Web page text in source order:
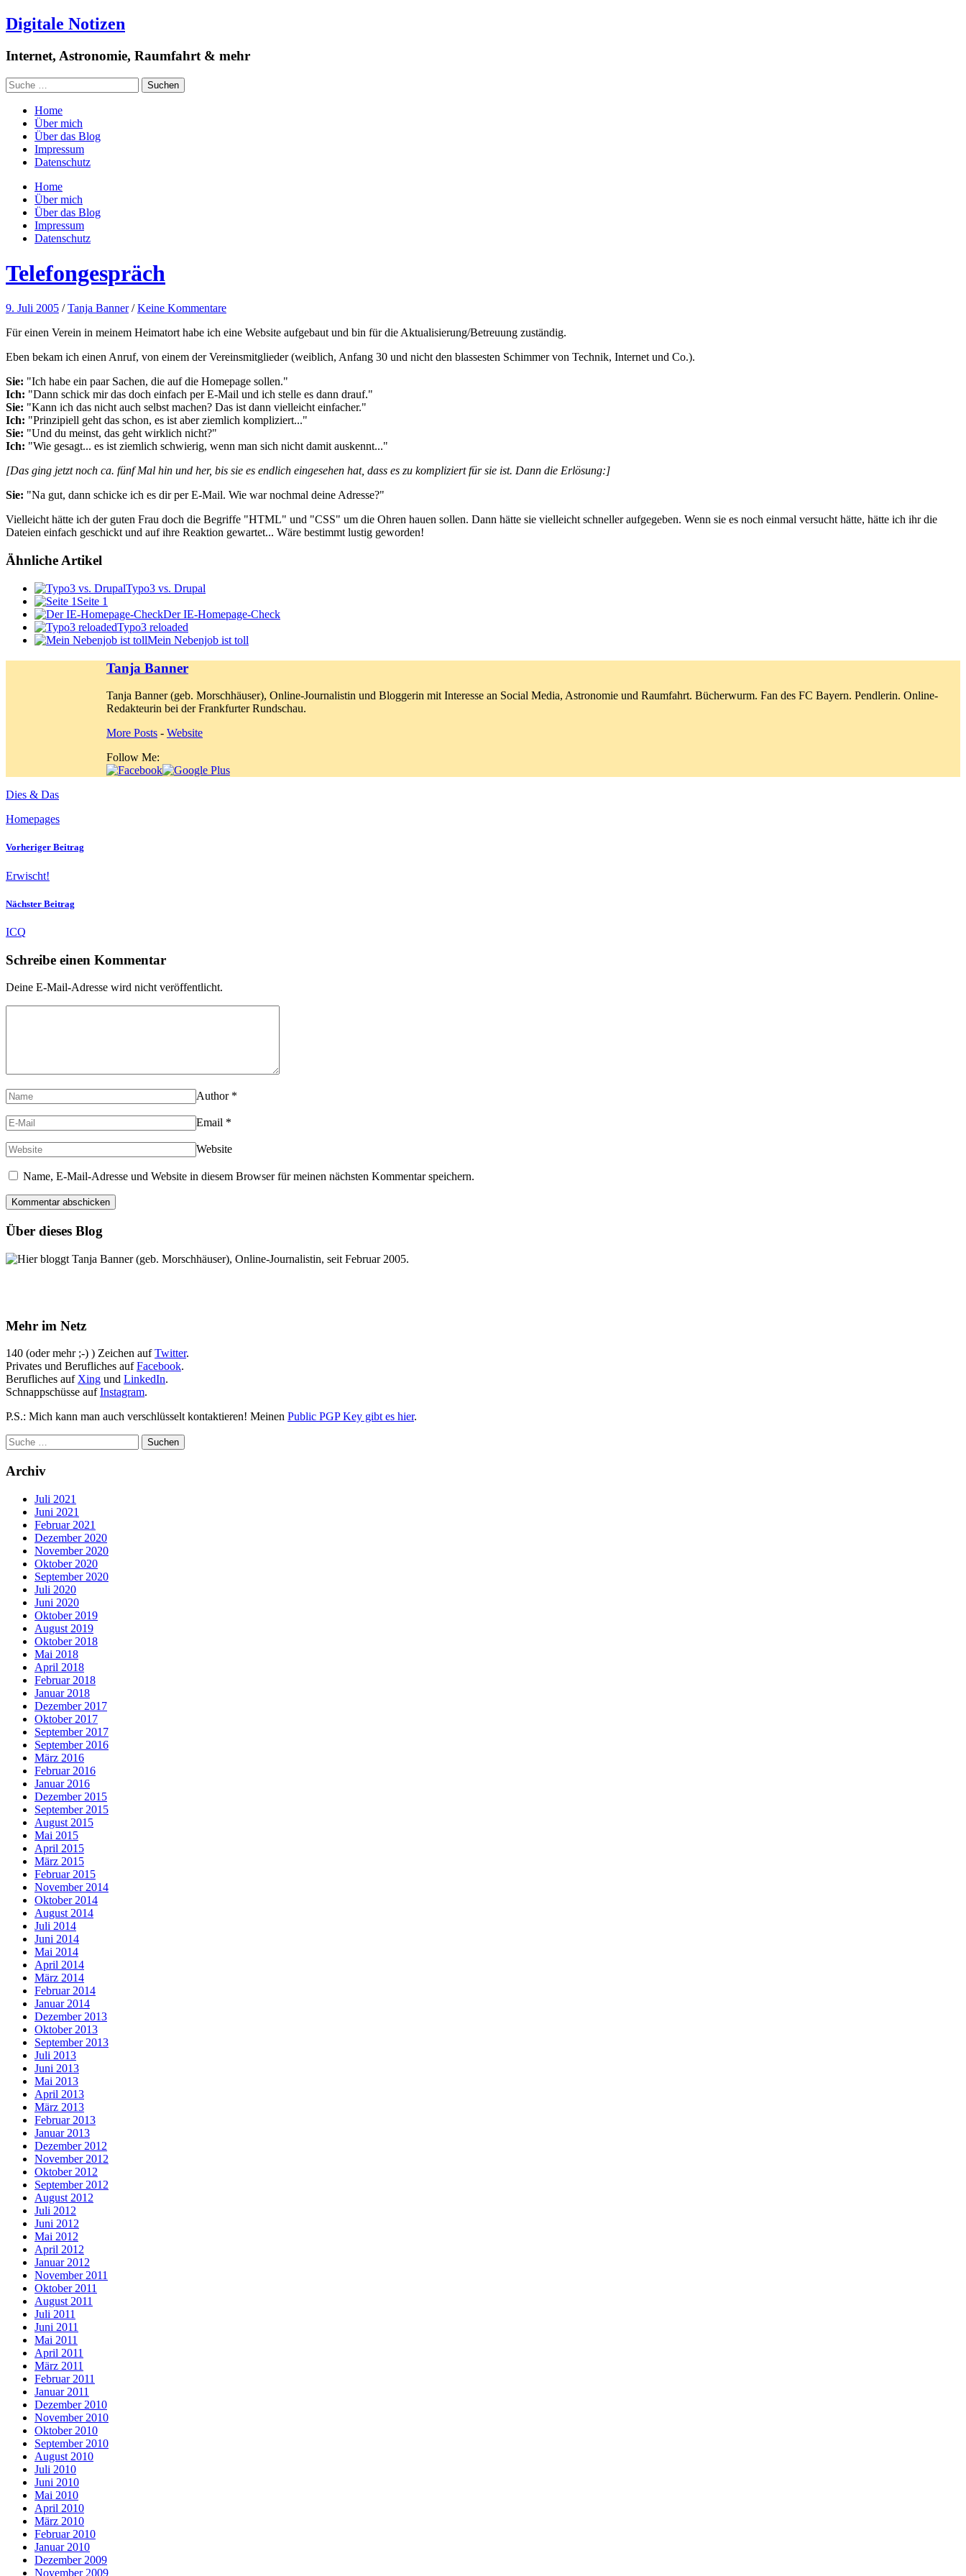
Digitale Notizen
Internet, Astronomie, Raumfahrt & mehr
Home
Über mich
Über das Blog
Impressum
Datenschutz
Home
Über mich
Über das Blog
Impressum
Datenschutz
Telefongespräch
9. Juli 2005 /Tanja Banner /Keine Kommentare
Für einen Verein in meinem Heimatort habe ich eine Website aufgebaut und bin für die Aktualisierung/Betreuung zuständig.
Eben bekam ich einen Anruf, von einem der Vereinsmitglieder (weiblich, Anfang 30 und nicht den blassesten Schimmer von Technik, Internet und Co.).
Sie: "Ich habe ein paar Sachen, die auf die Homepage sollen."
Ich: "Dann schick mir das doch einfach per E-Mail und ich stelle es dann drauf."
Sie: "Kann ich das nicht auch selbst machen? Das ist dann vielleicht einfacher."
Ich: "Prinzipiell geht das schon, es ist aber ziemlich kompliziert..."
Sie: "Und du meinst, das geht wirklich nicht?"
Ich: "Wie gesagt... es ist ziemlich schwierig, wenn man sich nicht damit auskennt..."
[Das ging jetzt noch ca. fünf Mal hin und her, bis sie es endlich eingesehen hat, dass es zu kompliziert für sie ist. Dann die Erlösung:]
Sie: "Na gut, dann schicke ich es dir per E-Mail. Wie war nochmal deine Adresse?"
Vielleicht hätte ich der guten Frau doch die Begriffe "HTML" und "CSS" um die Ohren hauen sollen. Dann hätte sie vielleicht schneller aufgegeben. Wenn sie es noch einmal versucht hätte, hätte ich ihr die
Dateien einfach geschickt und auf ihre Reaktion gewartet... Wäre bestimmt lustig geworden!
Ähnliche Artikel
Typo3 vs. Drupal
Seite 1
Der IE-Homepage-Check
Typo3 reloaded
Mein Nebenjob ist toll
Tanja Banner
Tanja Banner (geb. Morschhäuser), Online-Journalistin und Bloggerin mit Interesse an Social Media, Astronomie und Raumfahrt. Bücherwurm. Fan des FC Bayern. Pendlerin. Online-
Redakteurin bei der Frankfurter Rundschau.
More Posts - Website
Follow Me:
Dies & Das
Homepages
Vorheriger Beitrag
Erwischt!
Nächster Beitrag
ICQ
Schreibe einen Kommentar
Deine E-Mail-Adresse wird nicht veröffentlicht.
Author *
Email *
Website
Name, E-Mail-Adresse und Website in diesem Browser für meinen nächsten Kommentar speichern.
Über dieses Blog
Hier bloggt Tanja Banner (geb. Morschhäuser), Online-Journalistin, seit Februar 2005.
Mehr im Netz
140 (oder mehr ;-) ) Zeichen aufTwitter.
Privates und Berufliches aufFacebook.
Berufliches auf Xing und LinkedIn.
Schnappschüsse aufInstagram.
P.S.: Mich kann man auch verschlüsselt kontaktieren! Meinen Public PGP Key gibt es hier.
Archiv
Juli 2021
Juni 2021
Februar 2021
Dezember 2020
November 2020
Oktober 2020
September 2020
Juli 2020
Juni 2020
Oktober 2019
August 2019
Oktober 2018
Mai 2018
April 2018
Februar 2018
Januar 2018
Dezember 2017
Oktober 2017
September 2017
September 2016
März 2016
Februar 2016
Januar 2016
Dezember 2015
September 2015
August 2015
Mai 2015
April 2015
März 2015
Februar 2015
November 2014
Oktober 2014
August 2014
Juli 2014
Juni 2014
Mai 2014
April 2014
März 2014
Februar 2014
Januar 2014
Dezember 2013
Oktober 2013
September 2013
Juli 2013
Juni 2013
Mai 2013
April 2013
März 2013
Februar 2013
Januar 2013
Dezember 2012
November 2012
Oktober 2012
September 2012
August 2012
Juli 2012
Juni 2012
Mai 2012
April 2012
Januar 2012
November 2011
Oktober 2011
August 2011
Juli 2011
Juni 2011
Mai 2011
April 2011
März 2011
Februar 2011
Januar 2011
Dezember 2010
November 2010
Oktober 2010
September 2010
August 2010
Juli 2010
Juni 2010
Mai 2010
April 2010
März 2010
Februar 2010
Januar 2010
Dezember 2009
November 2009